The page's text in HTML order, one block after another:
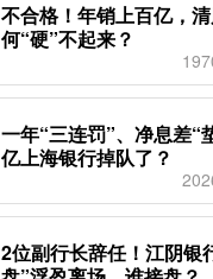
不合格！年销上百亿，
何“硬”不起来？
一年“三连罚”、净息差“
亿上海银行掉队了？
2位副行长辞任！江阴银